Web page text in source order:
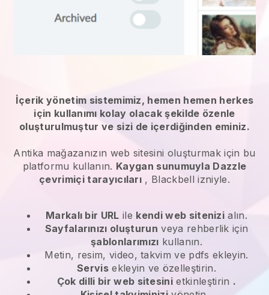
İçerik yönetim sistemimiz, hemen hemen herkes
için kullanımı kolay olacak şekilde özenle
oluşturulmuştur ve sizi de içerdiğinden eminiz.
Antika mağazanızın web sitesini oluşturmak için bu
platformu kullanın. Kaygan sunumuyla Dazzle
çevrimiçi tarayıcıları , Blackbell izniyle.
Markalı bir URL ile kendi web sitenizi alın.
Sayfalarınızı oluşturun veya rehberlik için
şablonlarımızı kullanın.
Metin, resim, video, takvim ve pdfs ekleyin.
Servisekleyin ve özelleştirin.
Çok dilli bir web sitesini etkinleştirin .